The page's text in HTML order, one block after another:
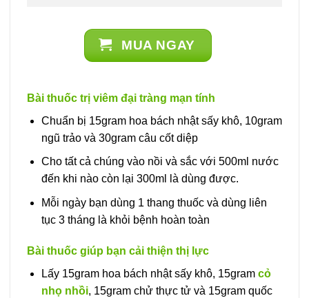
MUA NGAY
Bài thuốc trị viêm đại tràng mạn tính
Chuẩn bị 15gram hoa bách nhật sấy khô, 10gram
ngũ trảo và 30gram câu cốt diệp
Cho tất cả chúng vào nồi và sắc với 500ml nước
đến khi nào còn lại 300ml là dùng được.
Mỗi ngày bạn dùng 1 thang thuốc và dùng liên
tục 3 tháng là khỏi bệnh hoàn toàn
Bài thuốc giúp bạn cải thiện thị lực
Lấy 15gram hoa bách nhật sấy khô, 15gram cỏ
nhọ nhồi, 15gram chử thực tử và 15gram quốc